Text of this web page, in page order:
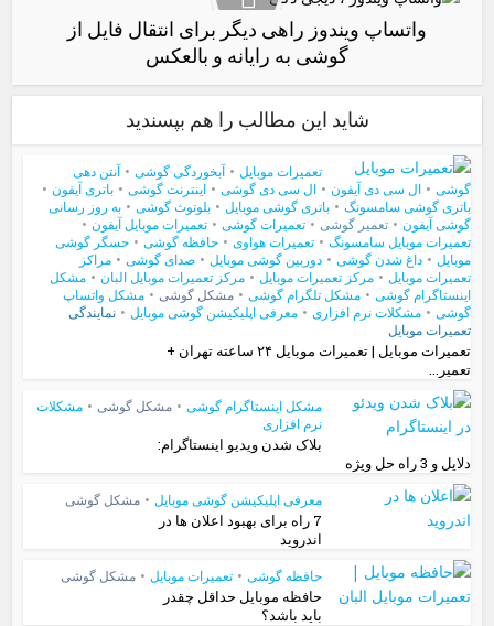
واتساپ ویندوز راهی دیگر برای انتقال فایل از
گوشی به رایانه و بالعکس
شاید این مطالب را هم بپسندید
تعمیرات موبایل • آبخوردگی گوشی • آنتن دهی
گوشی • ال سی دی آیفون • ال سی دی گوشی • اینترنت گوشی • باتری آیفون •
باتری گوشی سامسونگ • باتری گوشی موبایل • بلوتوث گوشی • به روز رسانی
گوشی آیفون • تعمیر گوشی • تعمیرات گوشی • تعمیرات موبایل آیفون •
تعمیرات موبایل سامسونگ • تعمیرات هواوی • حافظه گوشی • حسگر گوشی
موبایل • داغ شدن گوشی • دوربین گوشی موبایل • صدای گوشی • مراکز
تعمیرات موبایل • مرکز تعمیرات موبایل • مرکز تعمیرات موبایل البان • مشکل
اینستاگرام گوشی • مشکل تلگرام گوشی • مشکل گوشی • مشکل واتساپ
گوشی • مشکلات نرم افزاری • معرفی اپلیکیشن گوشی موبایل • نمایندگی
تعمیرات موبایل
تعمیرات موبایل | تعمیرات موبایل ۲۴ ساعته تهران +
تعمیر...
مشکل اینستاگرام گوشی • مشکل گوشی • مشکلات
نرم افزاری
بلاک شدن ویدیو اینستاگرام:
دلایل و 3 راه حل ویژه
معرفی اپلیکیشن گوشی موبایل • مشکل گوشی
7 راه برای بهبود اعلان ها در
اندروید
حافظه گوشی • تعمیرات موبایل • مشکل گوشی
حافظه موبایل حداقل چقدر
باید باشد؟